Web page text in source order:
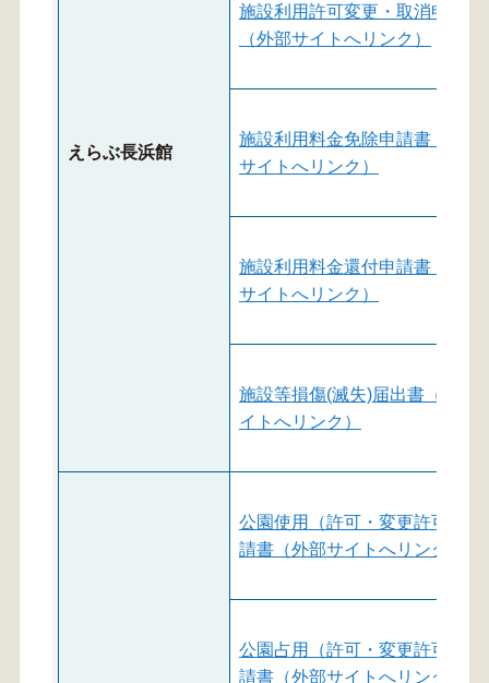
えらぶ長浜館
施設利用許可変更・取消申請書
（外部サイトへリンク）
施設利用料金免除申請書（外部
サイトへリンク）
施設利用料金還付申請書（外部
サイトへリンク）
施設等損傷(滅失)届出書（外部
イトへリンク）
公園使用（許可・変更許可）申
請書（外部サイトへリンク）
公園占用（許可・変更許可）申
請書（外部サイトへリンク）